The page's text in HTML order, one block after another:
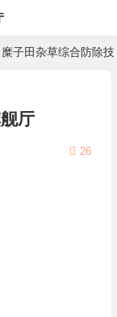
子田杂草综合防除
厅
26